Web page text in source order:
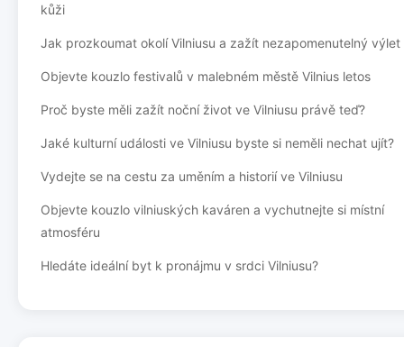
kůži
Jak prozkoumat okolí Vilniusu a zažít nezapomenutelný výlet
Objevte kouzlo festivalů v malebném městě Vilnius letos
Proč byste měli zažít noční život ve Vilniusu právě teď?
Jaké kulturní události ve Vilniusu byste si neměli nechat ujít?
Vydejte se na cestu za uměním a historií ve Vilniusu
Objevte kouzlo vilniuských kaváren a vychutnejte si místní
atmosféru
Hledáte ideální byt k pronájmu v srdci Vilniusu?